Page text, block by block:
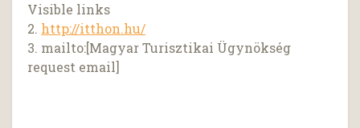
Visible links
2. http://itthon.hu/
3. mailto:[Magyar Turisztikai Ügynökség
request email]